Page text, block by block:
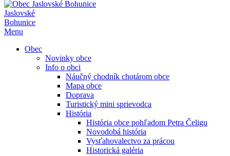
Jaslovské
Bohunice
Menu
Obec
Novinky obce
Info o obci
Náučný chodník chotárom obce
Mapa obce
Doprava
Turistický mini sprievodca
História
História obce pohľadom Petra Čeligu
Novodobá história
Vysťahovalectvo za prácou
Historická galéria